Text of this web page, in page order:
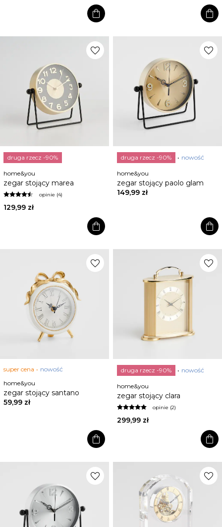
shopping_bag shopping_bag
favorite
druga rzecz -90%
home&you
zegar stojący marea
opinie (4)
129,99 zł
shopping_bag
favorite
druga rzecz -90% nowość
home&you
zegar stojący paolo glam
149,99 zł
shopping_bag
favorite
super cena
nowość
home&you
zegar stojący santano
59,99 zł
shopping_bag
favorite
druga rzecz -90% nowość
home&you
zegar stojący clara
opinie (2)
299,99 zł
shopping_bag
favorite favorite